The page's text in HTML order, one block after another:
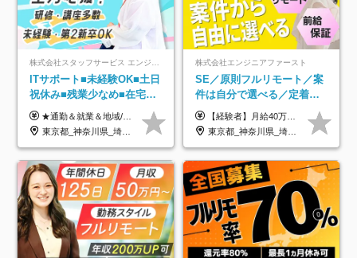
ITサポート■未経験OK■土日
祝休み■残業少なめ■在宅実
績あり■約900種類のスキル
アップ講座あり■全国募集
★通勤＆就業＆地域/住宅＆役職手当あり ★残業代は全額支給 ★選べる給与制度あり！ ■東京・神奈川・千葉・埼玉勤務の場合 月給24.5万円～55万円＋諸手当 （残業代は全額支給） (20,000円の地域/住宅手当込み) ■愛知・京都・大阪・兵庫勤務の場合 月給24万円以上＋諸手当 （残業代は全額支給） (15,000円の地域/住宅手当込み) ■茨城・栃木・群馬・静岡・三重・滋賀・広島・福岡勤務の場合 月給23.5万円以上＋諸手当 （残業代は全額支給） (10,000円の地域/住宅手当込み) ■北海道・宮城・山梨・長野・岐阜・奈良・和歌山・岡山勤務の場合 月給23万円以上＋諸手当 （残業代は全額支給） (5,000円の地域/住宅手当込み) ■その他のエリア勤務の場合 月給22.5万円以上＋諸手当 （残業代は全額支給） ※経験や能力を考慮し、当社規定により優遇します 【昇給：年一回実施】 【選べる給与制度】 ★収入を重視する方に… 「変動型人事制度」の選択も可能（派遣先からの評価に応じて収入アップ！） ※年2回のタイミングで希望者と面談の上決定します。
東京都_神奈川県_埼玉県_千葉県_大阪府_愛知県_北海道_岩手県_宮城県_山形県_福島県_茨城県_栃木県_群馬県_山梨県_長野県_富山県_石川県_静岡県_岐阜県_三重県_兵庫県_京都府_滋賀県_奈良県_広島県_岡山県_山口県_愛媛県_福岡県_熊本県_長崎県
株式会社エンジニアファースト
SE／原則フルリモート／案
件は自分で選べる／定着率
93%／20～30代活躍中！
【経験者】月給40万円～120万円(固定残業代含む)+各種手当 ★前職給与の総収入額を100％保証｜還元率84％〜100％ ★20代の平均年収570万円 ※月給には、みなし残業手当(月30時間／5万8000円以上)を含みます 超過分は別途追加支給 ※固定残業代は、時間外労働の有無に関わらず30時間分を、月5万8000円~15万7000円支給 ※上記を超える時間外労働分は追加で支給 【未経験者】月給21万円以上＋各種手当 固定残業なし(残業代発生分全額支給) ※6ヶ月の試用期間あり（※条件に変動なし） ▼単価連動性×還元率は84％～100％で収入の大幅UPが可能！ ・案件単価が月50万円の場合：年収417万円 ・案件単価が月70万円の場合：年収584万円 ・案件単価が月100万円の場合：年収834万円 ＜モデル年収＞ ▼400万円～500万円(入社初年度) ▼542万円～626万円(入社2年) ▼667万円～700万円(入社3年） ▼709万円～801万円(入社5年）
東京都_神奈川県_埼玉県_千葉県_大阪府_愛知県_北海道_青森県_岩手県_宮城県_秋田県_山形県_福島県_茨城県_栃木県_群馬県_新潟県_山梨県_長野県_富山県_石川県_福井県_静岡県_岐阜県_三重県_兵庫県_京都府_滋賀県_奈良県_和歌山県_広島県_岡山県_鳥取県_島根県_山口県_徳島県_香川県_愛媛県_高知県_福岡県_熊本県_佐賀県_長崎県_大分県_宮崎県_鹿児島県_沖縄県